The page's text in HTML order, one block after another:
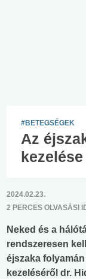
#BETEGSÉGEK
Az
kezelése
2024.02.23.
2 PERCES OLVASÁSI
Neked és a
rendszeresen
éjszaka
kezeléséről dr.